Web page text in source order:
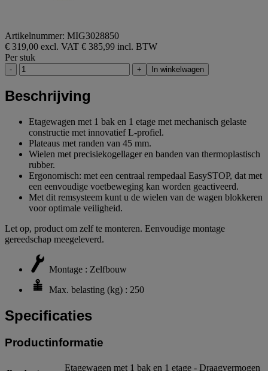
Artikelnummer: MIG3028850
€ 319,00 excl. VAT € 385,99 incl. BTW
Per stuk
- + In winkelwagen
Beschrijving
Etagewagen met 1 bak en 1 etage met mechanisch gelaste
constructie met innovatief L-profiel.
Plateaus met randen van 45 mm.
Wielen met precisiekogellager en banden van thermoplastisch
rubber.
Ergonomisch: met een centraal rempedaal EasySTOP, dat met
een eenvoudige voetbeweging kan worden geactiveerd.
Met dit remsysteem kunt u de wielen van de wagen blokkeren
voor optimale veiligheid.
Let op, product om zelf te monteren. Eenvoudige montage
gereedschap meegeleverd.
Montage : Zelfbouw
Max. belasting (kg) : 250
Specificaties
Productinformatie
Etagewagen met 1 bak en 1 etage - Draagvermogen